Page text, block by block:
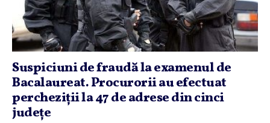
Suspiciuni de fraudă la examenul de
Bacalaureat. Procurorii au efectuat
percheziţii la 47 de adrese din cinci
judeţe